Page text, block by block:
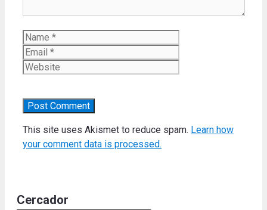
Name
This site uses Akismet to reduce spam. Learn how
your comment data is processed.
Cercador